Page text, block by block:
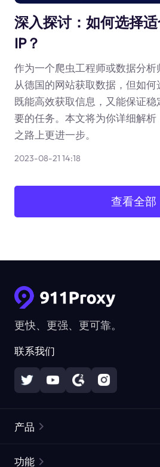
深入探讨：如何选择
IP？
作为一个爬虫工程师或数据分
从德国的网站获取数据，但如何
既能高效获取信息，又能保证
要的任务。本文将为你详细解析
之路上更进一步。
2023-08-21 14:18
查看全部
更快、更强、更可靠。
联系我们
产品
功能